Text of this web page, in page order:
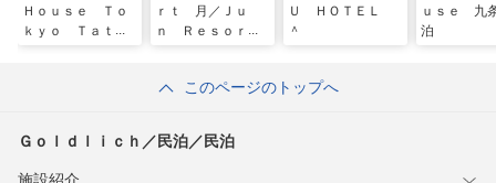
Ｈｏｕｓｅ Ｔｏ
ｋｙｏ Ｔａｔｅ
ｒｔ 月／Ｊｕ
ｎ Ｒｅｓｏｒ
Ｕ ＨＯＴＥＬ
＾
ｕｓｅ 九
泊
このページのトップへ
Ｇｏｌｄｌｉｃｈ／民泊／民泊